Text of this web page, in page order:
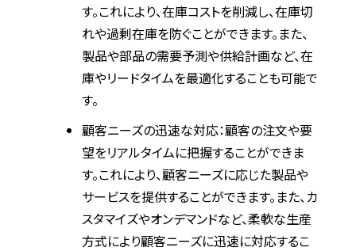
す。これにより、在庫コストを削減し、在庫切
れや過剰在庫を防ぐことができます。また、
製品や部品の需要予測や供給計画など、在
庫やリードタイムを最適化することも可能で
す。
顧客ニーズの迅速な対応：顧客の注文や要
望をリアルタイムに把握することができま
す。これにより、顧客ニーズに応じた製品や
サービスを提供することができます。また、カ
スタマイズやオンデマンドなど、柔軟な生産
方式により顧客ニーズに迅速に対応するこ